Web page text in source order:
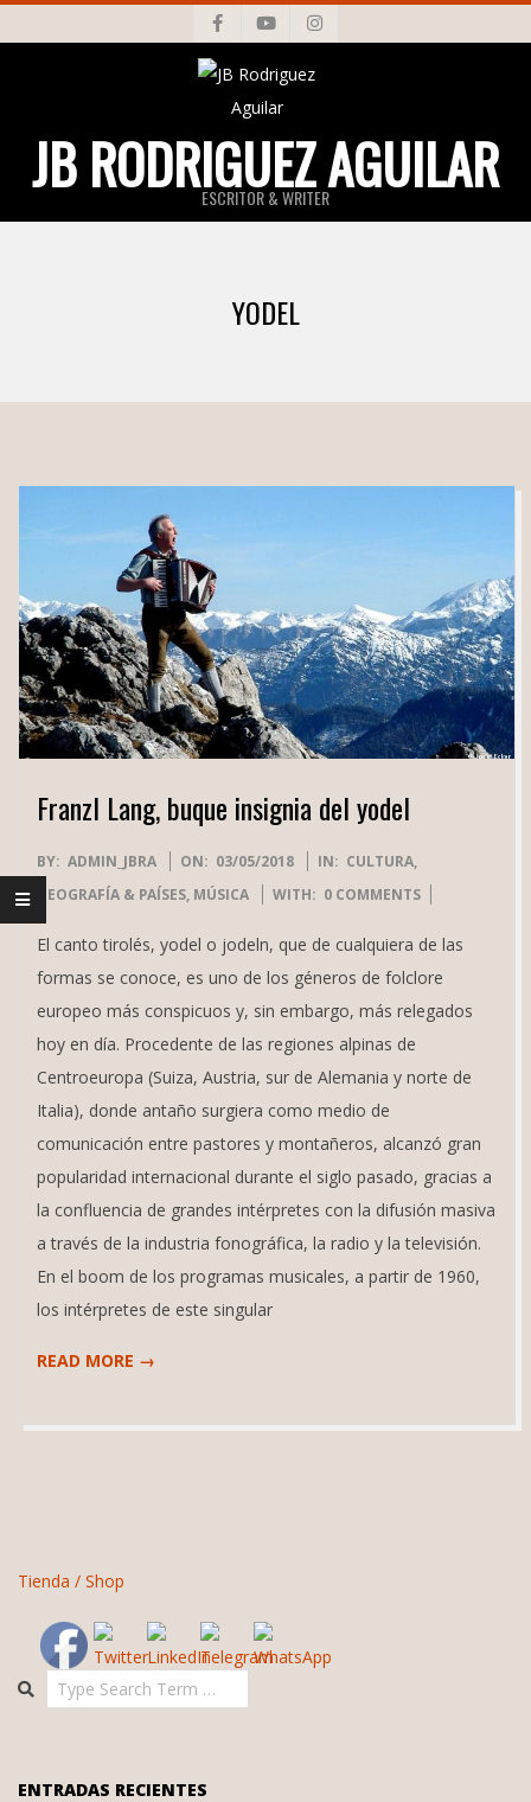
to
JB RODRIGUEZ AGUILAR
ESCRITOR & WRITER
YODEL
Franzl Lang, buque insignia del yodel
2018-
05-
03
BY: ADMIN_JBRA ON: 03/05/2018 IN: CULTURA,
GEOGRAFÍA & PAÍSES, MÚSICA WITH: 0 COMMENTS
El canto tirolés, yodel o jodeln, que de cualquiera de las
formas se conoce, es uno de los géneros de folclore
europeo más conspicuos y, sin embargo, más relegados
hoy en día. Procedente de las regiones alpinas de
Centroeuropa (Suiza, Austria, sur de Alemania y norte de
Italia), donde antaño surgiera como medio de
comunicación entre pastores y montañeros, alcanzó gran
popularidad internacional durante el siglo pasado, gracias a
la confluencia de grandes intérpretes con la difusión masiva
a través de la industria fonográfica, la radio y la televisión.
En el boom de los programas musicales, a partir de 1960,
los intérpretes de este singular
READ MORE →
Tienda / Shop
Search
ENTRADAS RECIENTES